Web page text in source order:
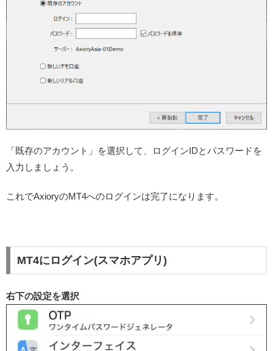
「既存のアカウント」を選択して、ログインIDとパスワードを
入力しましょう。
これでAxioryのMT4へのログインは完了になります。
MT4にログイン(スマホアプリ)
右下の設定を選択